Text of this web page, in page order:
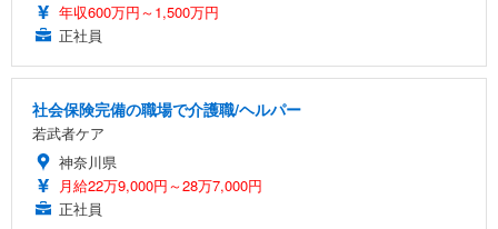
年収600万円～1,500万円
正社員
社会保険完備の職場で介護職/ヘルパー
若武者ケア
神奈川県
月給22万9,000円～28万7,000円
正社員